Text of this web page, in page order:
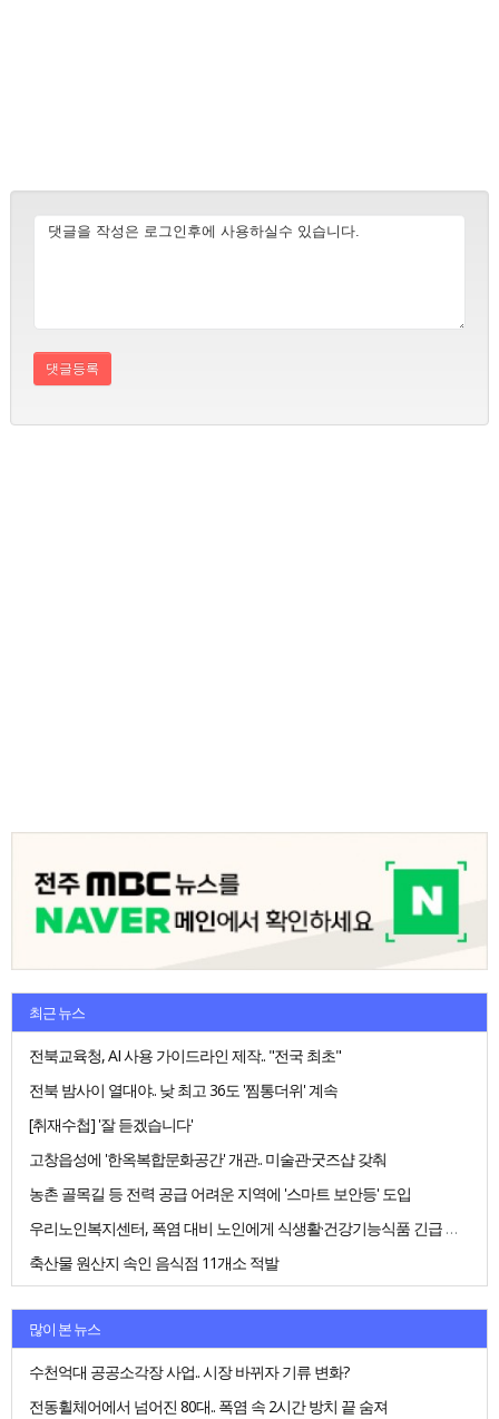
최근 뉴스
전북교육청, AI 사용 가이드라인 제작.. "전국 최초"
전북 밤사이 열대야.. 낮 최고 36도 '찜통더위' 계속
[취재수첩] '잘 듣겠습니다'
고창읍성에 '한옥복합문화공간' 개관.. 미술관·굿즈샵 갖춰
농촌 골목길 등 전력 공급 어려운 지역에 '스마트 보안등' 도입
우리노인복지센터, 폭염 대비 노인에게 식생활·건강기능식품 긴급 지원
축산물 원산지 속인 음식점 11개소 적발
많이 본 뉴스
수천억대 공공소각장 사업.. 시장 바뀌자 기류 변화?
전동휠체어에서 넘어진 80대.. 폭염 속 2시간 방치 끝 숨져